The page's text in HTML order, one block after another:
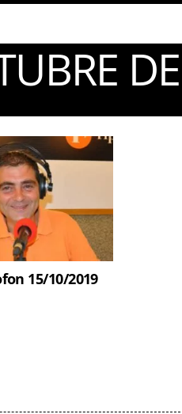
15/10/2019